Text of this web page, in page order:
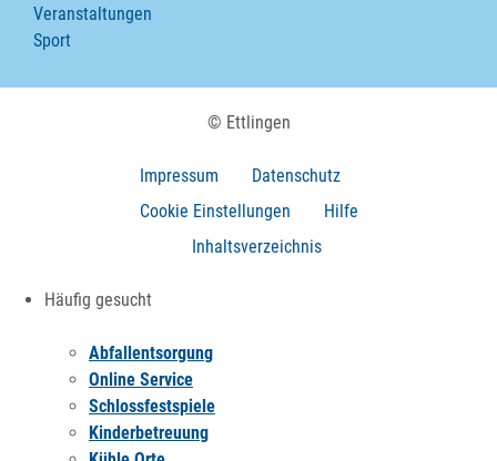
Veranstaltungen
Sport
© Ettlingen
Impressum
Datenschutz
Cookie Einstellungen
Hilfe
Inhaltsverzeichnis
Häufig gesucht
Abfallentsorgung
Online Service
Schlossfestspiele
Kinderbetreuung